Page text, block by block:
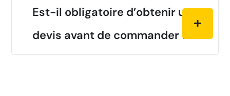
Est-il obligatoire d’obtenir un
devis avant de commander ?